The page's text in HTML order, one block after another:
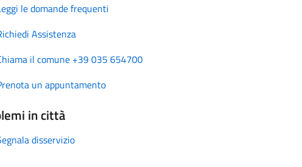
le domande frequenti
Assistenza
il comune +39 035 654700
un appuntamento
in città
disservizio